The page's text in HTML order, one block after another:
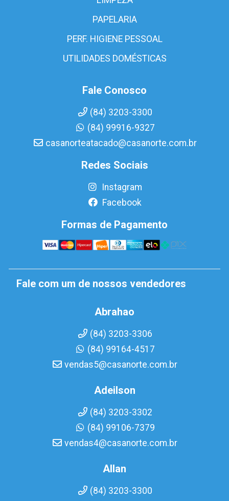
PAPELARIA
PERF. HIGIENE PESSOAL
UTILIDADES DOMÉSTICAS
Fale Conosco
(84) 3203-3300
(84) 99916-9327
casanorteatacado@casanorte.com.br
Redes Sociais
Instagram
Facebook
Formas de Pagamento
Fale com um de nossos vendedores
Abrahao
(84) 3203-3306
(84) 99164-4517
vendas5@casanorte.com.br
Adeilson
(84) 3203-3302
(84) 99106-7379
vendas4@casanorte.com.br
Allan
(84) 3203-3300